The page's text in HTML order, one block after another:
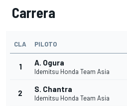
Carrera
CLA PILOTO
1 A. Ogura
Idemitsu Honda Team Asia
2 S. Chantra
Idemitsu Honda Team Asia